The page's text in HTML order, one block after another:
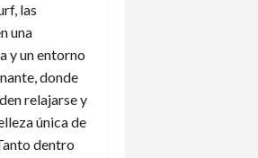
las
una
y un entorno
donde
relajarse y
única de
dentro